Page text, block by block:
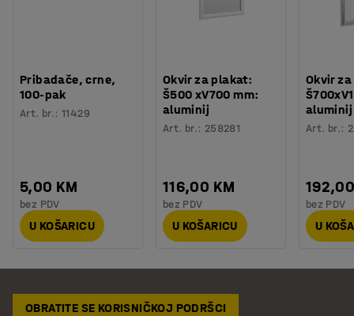
Pribadače, crne,
100-pak
Art. br.:11429
5,00 KM
bez PDV
U KOŠARICU
Okvir za plakat:
Š500 xV700 mm:
aluminij
Art. br.: 258281
116,00 KM
bez PDV
U KOŠARICU
Okvir
aluminij
Art. br.:
bez PDV
U
OBRATITE SE KORISNIČKOJ PODRŠCI